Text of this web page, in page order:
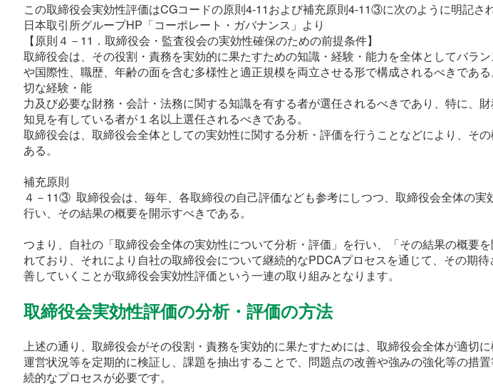
この取締役会実効性評価はCGコードの原則4-11および補充原則4-11③に次のように明記さ
日本取引所グループHP「コーポレート・ガバナンス」より
【原則４－11．取締役会・監査役会の実効性確保のための前提条件】
取締役会は、その役割・責務を実効的に果たすための知識・経験・能力を全体としてバラ
や国際性、職歴、年齢の面を含む多様性と適正規模を両立させる形で構成されるべきであ
切な経験・能
力及び必要な財務・会計・法務に関する知識を有する者が選任されるべきであり、特に、
知見を有している者が１名以上選任されるべきである。
取締役会は、取締役会全体としての実効性に関する分析・評価を行うことなどにより、そ
ある。
補充原則
４－11③  取締役会は、毎年、各取締役の自己評価なども参考にしつつ、取締役会全体の実
行い、その結果の概要を開示すべきである。
つまり、自社の「取締役会全体の実効性について分析・評価」を行い、「その結果の概要
れており、それにより自社の取締役会について継続的なPDCAプロセスを通じて、その期
善していくことが取締役会実効性評価という一連の取り組みとなります。
取締役会実効性評価の分析・評価の方法
上述の通り、取締役会がその役割・責務を実効的に果たすためには、取締役会全体が適切
運営状況等を定期的に検証し、課題を抽出することで、問題点の改善や強みの強化等の措
続的なプロセスが必要です。